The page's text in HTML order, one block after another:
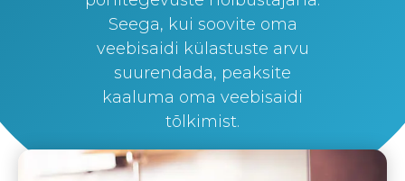
Seega, kui soovite oma
veebisaidi külastuste arvu
suurendada, peaksite
kaaluma oma veebisaidi
tõlkimist.
BySilvi Nunez